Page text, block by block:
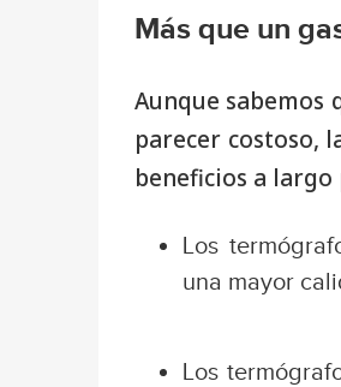
Más que un
Aunque
parecer costoso,
beneficios a largo
Los
una mayor
Los